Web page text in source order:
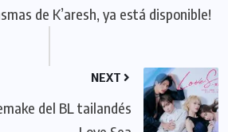
de K’aresh, ya está disponible!
NEXT
del BL tailandés